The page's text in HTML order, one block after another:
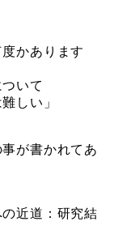
かあります
いて
しい」
が書かれてあ
近道：研究結